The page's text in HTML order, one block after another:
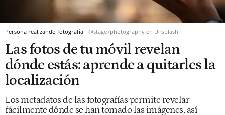
Persona realizando fotografía. @stage7photography en Unsplash
Las fotos de tu móvil revelan
dónde estás: aprende a quitarles la
localización
Los metadatos de las fotografías permite revelar
fácilmente dónde se han tomado las imágenes, así